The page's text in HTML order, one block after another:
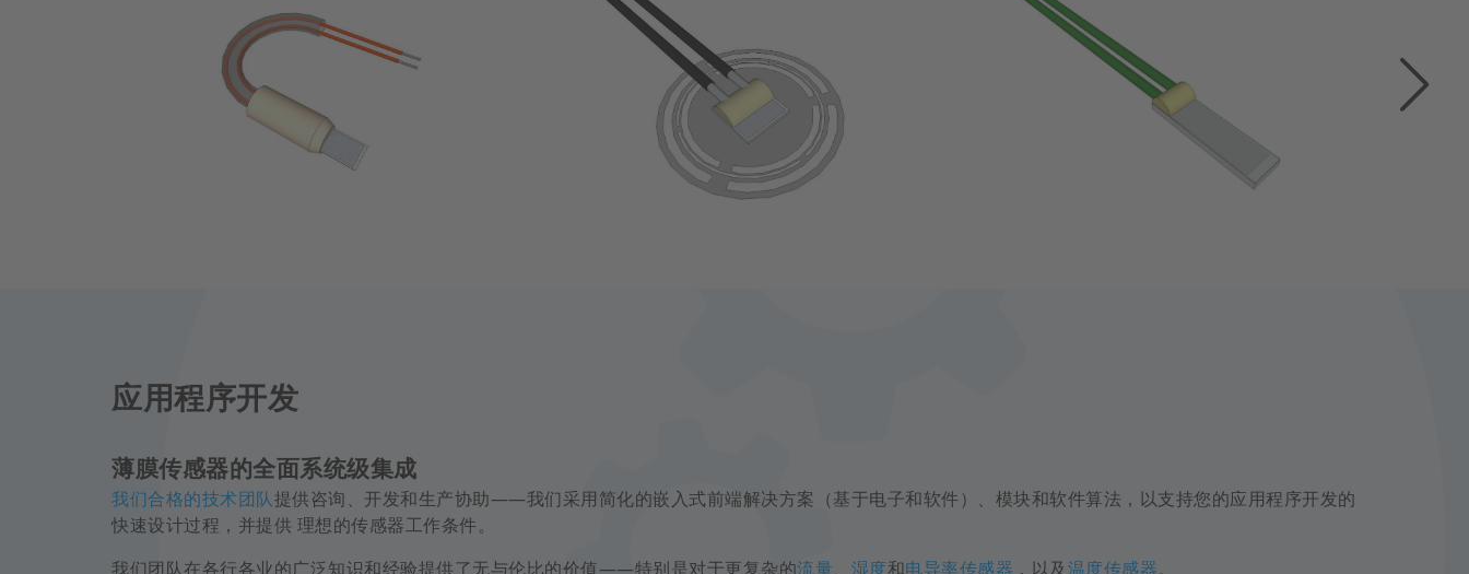
应用程序开发
薄膜传感器的全面系统级集成
我们合格的技术团队提供咨询、开发和生产协助——我们采用简化的嵌入式前端解决方案（基于电子和软件）、模块和软件算法，以支持您的应用程序开发的
快速设计过程，并提供 理想的传感器工作条件。
我们团队在各行各业的广泛知识和经验提供了无与伦比的价值——特别是对于更复杂的流量、 湿度和电导率传感器 ，以及温度传感器。